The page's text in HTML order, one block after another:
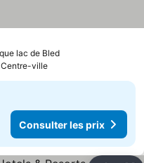
lac de Bled
Centre-ville
Consulter les prix